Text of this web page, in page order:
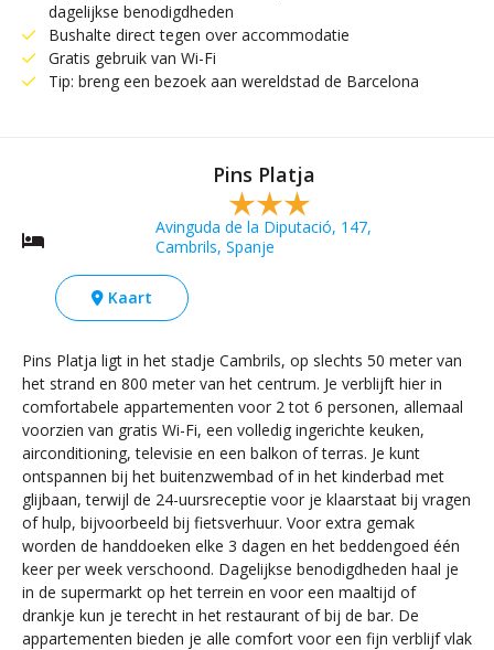
dagelijkse benodigdheden
Bushalte direct tegen over accommodatie
Gratis gebruik van Wi-Fi
Tip: breng een bezoek aan wereldstad de Barcelona
Pins Platja
Avinguda de la Diputació, 147,
Cambrils, Spanje
Kaart
Pins Platja ligt in het stadje Cambrils, op slechts 50 meter van
het strand en 800 meter van het centrum. Je verblijft hier in
comfortabele appartementen voor 2 tot 6 personen, allemaal
voorzien van gratis Wi-Fi, een volledig ingerichte keuken,
airconditioning, televisie en een balkon of terras. Je kunt
ontspannen bij het buitenzwembad of in het kinderbad met
glijbaan, terwijl de 24-uursreceptie voor je klaarstaat bij vragen
of hulp, bijvoorbeeld bij fietsverhuur. Voor extra gemak
worden de handdoeken elke 3 dagen en het beddengoed één
keer per week verschoond. Dagelijkse benodigdheden haal je
in de supermarkt op het terrein en voor een maaltijd of
drankje kun je terecht in het restaurant of bij de bar. De
appartementen bieden je alle comfort voor een fijn verblijf vlak